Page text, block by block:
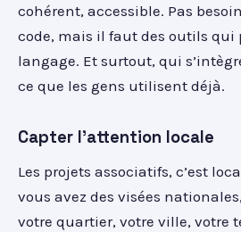
cohérent, accessible. Pas
code, mais il faut des outils qui
langage. Et surtout, qui
ce que les gens utilisent déjà.
Capter l'attention locale
Les projets associatifs, c’est
vous avez des visées
votre quartier, votre ville, votre